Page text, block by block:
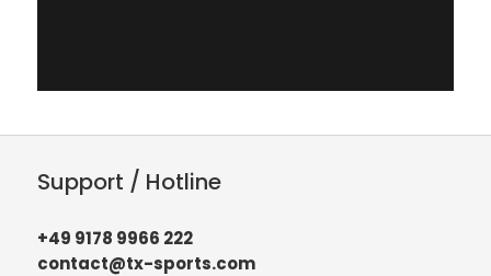
Support / Hotline
+49 9178 9966 222
contact@tx-sports.com